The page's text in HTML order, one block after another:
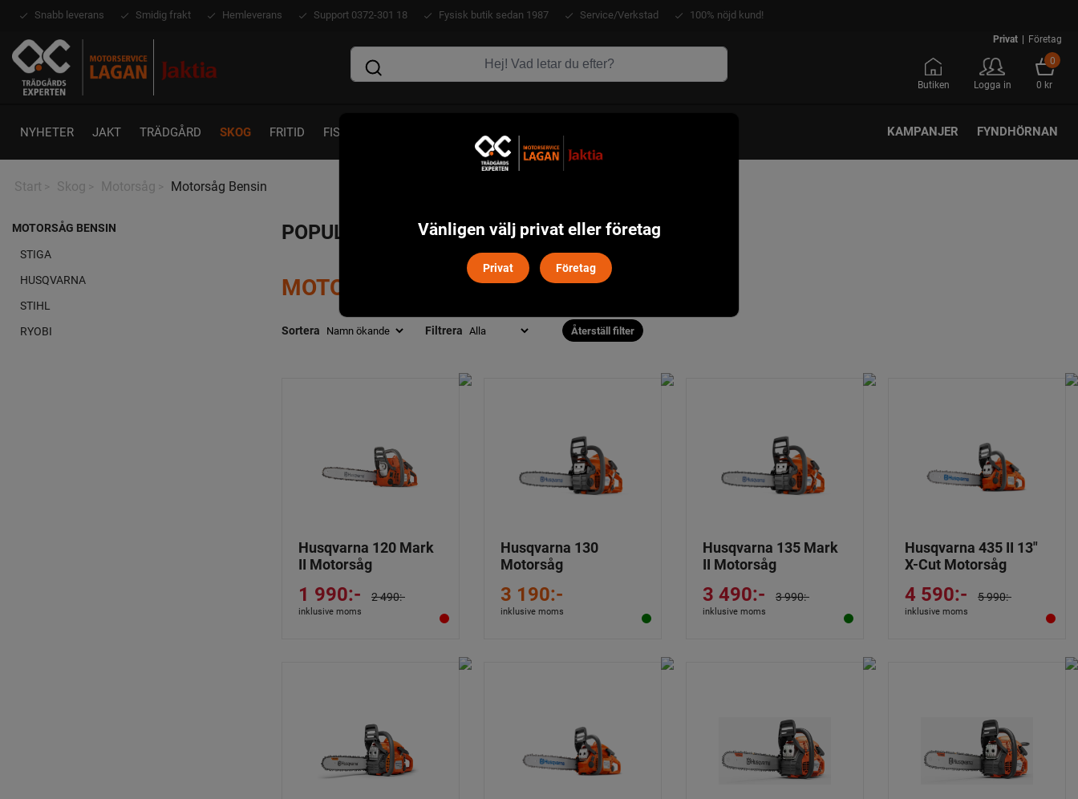
Snabb leverans Smidig frakt Hemleverans Support 0372-301 18 Fysisk butik sedan 1987 Service/Verkstad 100% nöjd kund!
Privat | Företag
Butiken Logga in
0
0 kr
NYHETER JAKT TRÄDGÅRD SKOG FRITID FISKE KAMPANJER FYNDHÖRNAN
Start > Skog > Motorsåg > Motorsåg Bensin
MOTORSÅG BENSIN
STIGA
HUSQVARNA
STIHL
RYOBI
POPULÄRT I DENNA KATEGORI
MOTORSÅG BENSIN
Sortera Filtrera Återställ filter
Husqvarna 120 Mark
II Motorsåg
1 990:- 2 490:-
inklusive moms
Husqvarna 130
Motorsåg
3 190:-
inklusive moms
Husqvarna 135 Mark
II Motorsåg
3 490:- 3 990:-
inklusive moms
Husqvarna 435 II 13"
X-Cut Motorsåg
4 590:- 5 990:-
inklusive moms
Vänligen välj privat eller företag
Privat Företag